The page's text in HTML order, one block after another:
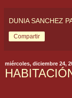
DUNIA SANCHEZ
Compartir
miércoles, diciembre 24,